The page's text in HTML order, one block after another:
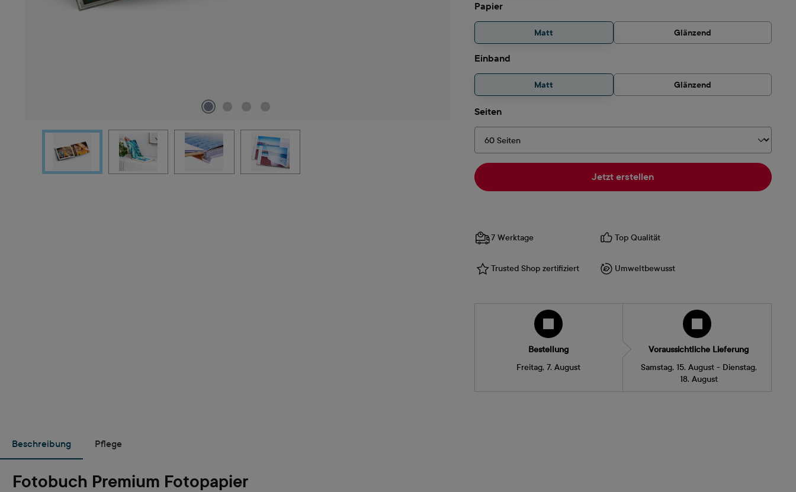
Papierauswählen
Matt Glänzend
Einbandauswählen
Matt Glänzend
Seitenauswählen
Jetzt erstellen
7 Werktage Top Qualität
Trusted Shop zertifiziert Umweltbewusst
Bestellung
Freitag, 7. August
Voraussichtliche Lieferung
Samstag, 15. August - Dienstag,
18. August
Beschreibung Pflege
Fotobuch Premium Fotopapier